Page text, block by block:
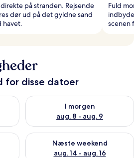
på stranden. Rejsende
dør ud på det gyldne sand
Fuld
scenen
for disse datoer
aug. 7 - aug. 8
I morgen
aug. 8 - aug. 9
Tjek tilgængelighed for i
weekend aug. 7 - aug. 9
Næste weekend
aug. 14 - aug. 16
Tjek tilgængelighed for næste